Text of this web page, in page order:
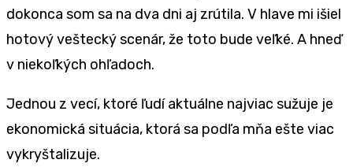
dokonca som sa na dva dni aj zrútila. V hlave mi išiel
hotový veštecký scenár, že toto bude veľké. A hneď
v niekoľkých ohľadoch.
Jednou z vecí, ktoré ľudí aktuálne najviac sužuje je
ekonomická situácia, ktorá sa podľa mňa ešte viac
vykryštalizuje.